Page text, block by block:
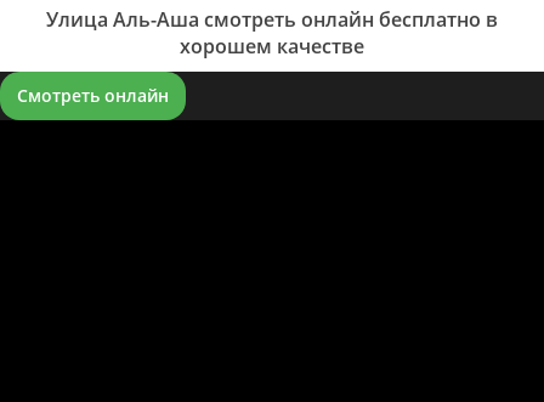
Улица Аль-Аша смотреть онлайн бесплатно в
хорошем качестве
Смотреть онлайн